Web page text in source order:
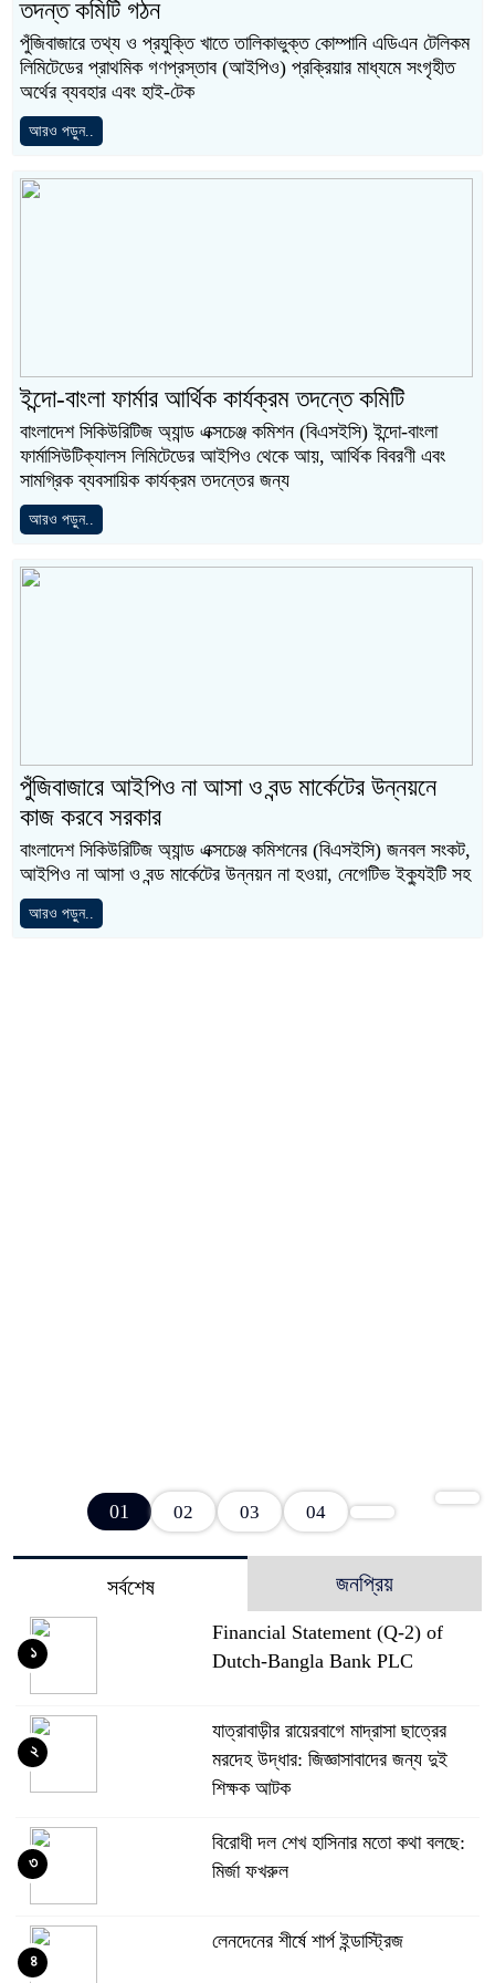
তদন্ত কমিটি গঠন
পুঁজিবাজারে তথ্য ও প্রযুক্তি খাতে তালিকাভুক্ত কোম্পানি এডিএন টেলিকম
লিমিটেডের প্রাথমিক গণপ্রস্তাব (আইপিও) প্রক্রিয়ার মাধ্যমে সংগৃহীত
অর্থের ব্যবহার এবং হাই-টেক
আরও পড়ুন..
ইন্দো-বাংলা ফার্মার আর্থিক কার্যক্রম তদন্তে কমিটি
বাংলাদেশ সিকিউরিটিজ অ্যান্ড এক্সচেঞ্জ কমিশন (বিএসইসি) ইন্দো-বাংলা
ফার্মাসিউটিক্যালস লিমিটেডের আইপিও থেকে আয়, আর্থিক বিবরণী এবং
সামগ্রিক ব্যবসায়িক কার্যক্রম তদন্তের জন্য
আরও পড়ুন..
পুঁজিবাজারে আইপিও না আসা ও বন্ড মার্কেটের উন্নয়নে
কাজ করবে সরকার
বাংলাদেশ সিকিউরিটিজ অ্যান্ড এক্সচেঞ্জ কমিশনের (বিএসইসি) জনবল সংকট,
আইপিও না আসা ও বন্ড মার্কেটের উন্নয়ন না হওয়া, নেগেটিভ ইক্যুইটি সহ
আরও পড়ুন..
01 02 03 04
সর্বশেষ জনপ্রিয়
Financial Statement (Q-2) of
Dutch-Bangla Bank PLC
১
যাত্রাবাড়ীর রায়েরবাগে মাদ্রাসা ছাত্রের
মরদেহ উদ্ধার: জিজ্ঞাসাবাদের জন্য দুই
শিক্ষক আটক
২
বিরোধী দল শেখ হাসিনার মতো কথা বলছে:
মির্জা ফখরুল
৩
লেনদেনের শীর্ষে শার্প ইন্ডাস্ট্রিজ
৪